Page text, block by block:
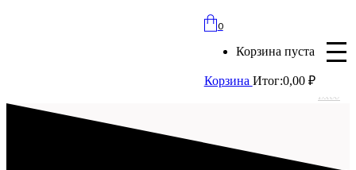
0
Корзина пуста
Корзина Итог:0,00 ₽
Вход